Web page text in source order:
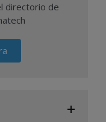
directorio de